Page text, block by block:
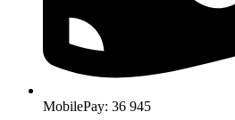
MobilePay: 36 945